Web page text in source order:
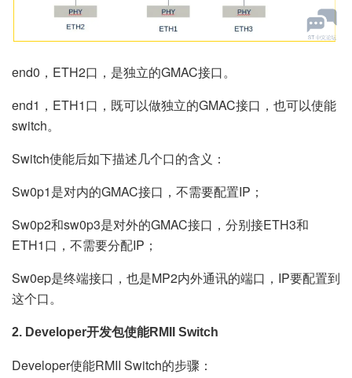
end0，ETH2口，是独立的GMAC接口。
end1，ETH1口，既可以做独立的GMAC接口，也可以使能
switch。
Switch使能后如下描述几个口的含义：
Sw0p1是对内的GMAC接口，不需要配置IP；
Sw0p2和sw0p3是对外的GMAC接口，分别接ETH3和
ETH1口，不需要分配IP；
Sw0ep是终端接口，也是MP2内外通讯的端口，IP要配置到
这个口。
2. Developer开发包使能RMII Switch
Developer使能RMII Switch的步骤：